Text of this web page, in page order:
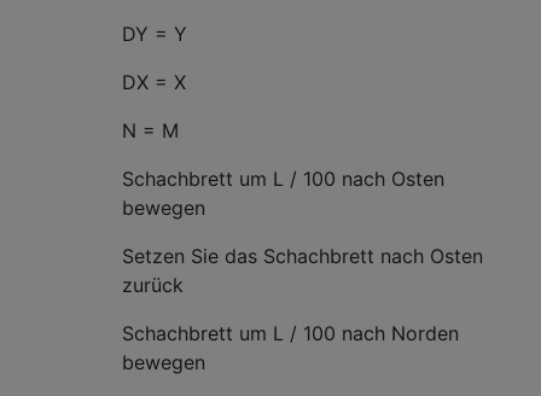
DY = Y
DX = X
N = M
Schachbrett um L / 100 nach Osten
bewegen
Setzen Sie das Schachbrett nach Osten
zurück
Schachbrett um L / 100 nach Norden
bewegen